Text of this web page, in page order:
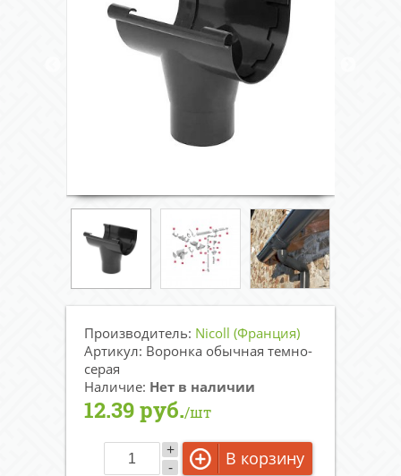
Производитель: Nicoll (Франция)
Артикул: Воронка обычная темно-
серая
Наличие: Нет в наличии
12.39 руб./шт
-
+ В корзину